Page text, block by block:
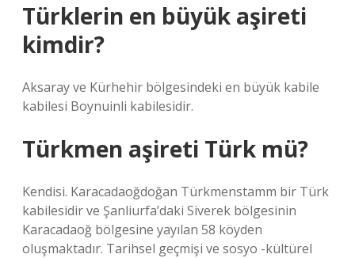
Türklerin en büyük aşireti
kimdir?
Aksaray ve Kürhehir bölgesindeki en büyük kabile
kabilesi Boynuinli kabilesidir.
Türkmen aşireti Türk mü?
Kendisi. Karacadaoğdoğan Türkmenstamm bir Türk
kabilesidir ve Şanliurfa’daki Siverek bölgesinin
Karacadaoğ bölgesine yayılan 58 köyden
oluşmaktadır. Tarihsel geçmişi ve sosyo -kültürel